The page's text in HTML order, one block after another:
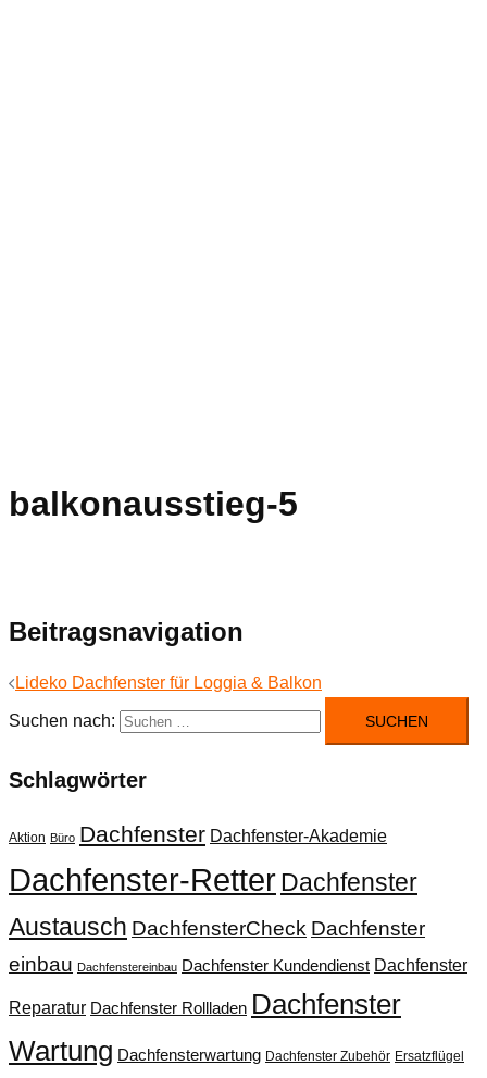
balkonausstieg-5
Beitragsnavigation
Lideko Dachfenster für Loggia & Balkon
Suchen nach:
Schlagwörter
Aktion Büro Dachfenster Dachfenster-Akademie
Dachfenster-RetterDachfenster
Austausch DachfensterCheck Dachfenster
einbau Dachfenstereinbau Dachfenster Kundendienst Dachfenster
Reparatur Dachfenster Rollladen Dachfenster
Wartung Dachfensterwartung Dachfenster Zubehör Ersatzflügel